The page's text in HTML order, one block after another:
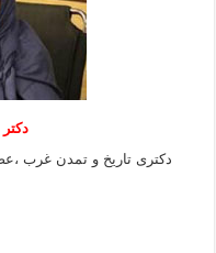
دکتری تاریخ و تمدن غرب